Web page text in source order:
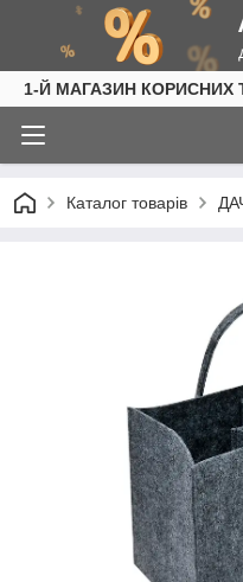
1-Й МАГАЗИН КОРИСНИХ
Каталог товарів